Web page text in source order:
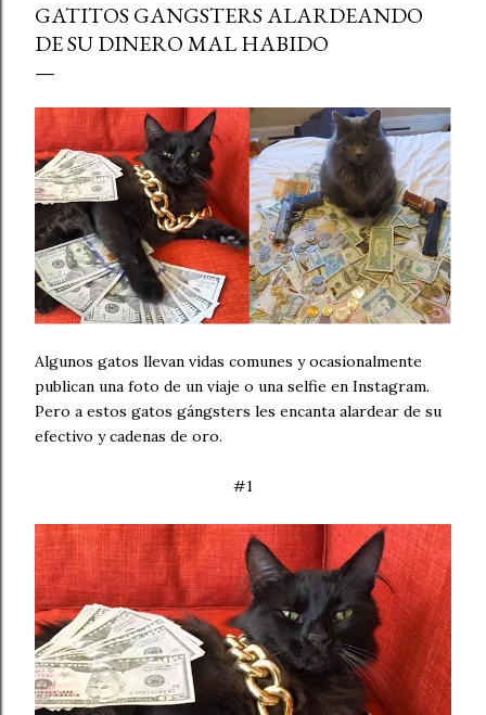
GATITOS GANGSTERS ALARDEANDO
DE SU DINERO MAL HABIDO
Algunos gatos llevan vidas comunes y ocasionalmente
publican una foto de un viaje o una selfie en Instagram.
Pero a estos gatos gángsters les encanta alardear de su
efectivo y cadenas de oro.
#1